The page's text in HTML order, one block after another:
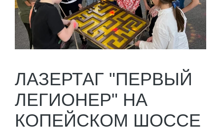
ЛАЗЕРТАГ "ПЕРВЫЙ
ЛЕГИОНЕР" НА
КОПЕЙСКОМ ШОССЕ